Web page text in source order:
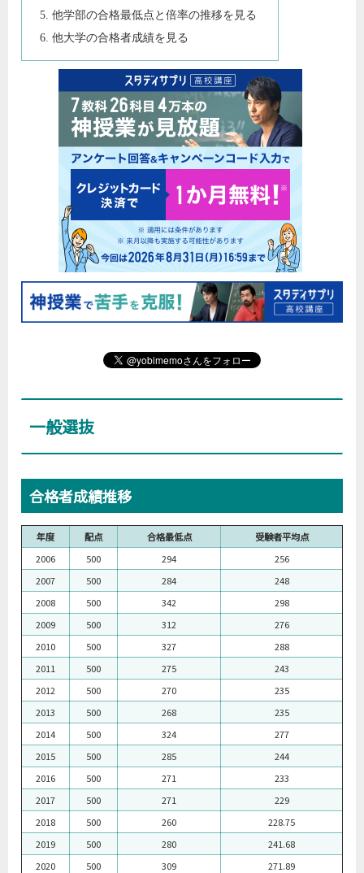
他学部の合格最低点と倍率の推移を見る
他大学の合格者成績を見る
一般選抜
合格者成績推移
年度 配点 合格最低点
受験者平均点
2006
500 294
256
2007
500 284
248
2008
500 342
298
2009
500 312
276
2010
500 327
288
2011
500 275
243
2012
500 270
235
2013
500 268
235
2014
500 324
277
2015
500 285
244
2016
500 271
233
2017
500 271
229
2018
500 260
228.75
2019
500 280
241.68
2020
500 309
271.89